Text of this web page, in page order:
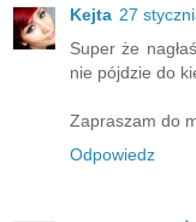
Kejta 27
Super że
nie pójdzie do
Zapraszam do
Odpowiedz